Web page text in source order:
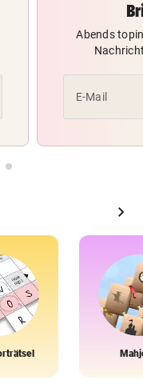
Abends
E-Mail
chevron_right